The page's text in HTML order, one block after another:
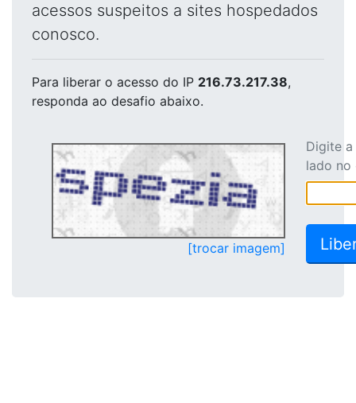
acessos suspeitos a sites hospedados
conosco.
Para liberar o acesso do IP 216.73.217.38,
responda ao desafio abaixo.
[trocar imagem]
Digite
lado no